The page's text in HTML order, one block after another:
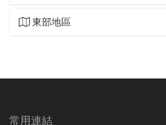
東部地區
常用連結